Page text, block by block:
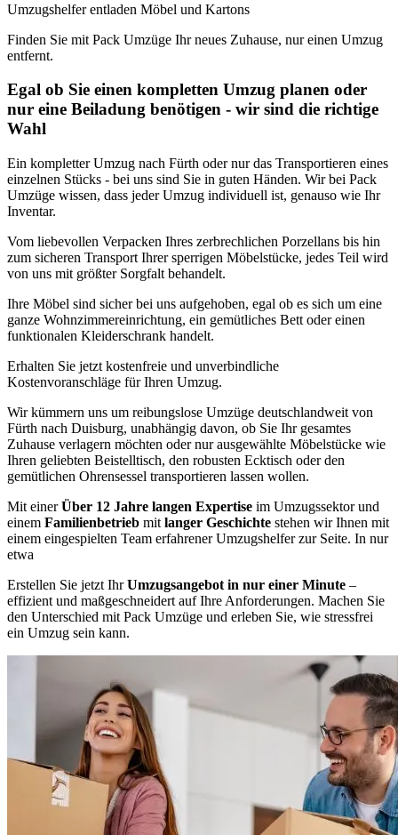
Umzugshelfer entladen Möbel und Kartons
Finden Sie mit Pack Umzüge Ihr neues Zuhause, nur einen Umzug
entfernt.
Egal ob Sie einen kompletten Umzug planen oder
nur eine Beiladung benötigen - wir sind die richtige
Wahl
Ein kompletter Umzug nach Fürth oder nur das Transportieren eines
einzelnen Stücks - bei uns sind Sie in guten Händen. Wir bei Pack
Umzüge wissen, dass jeder Umzug individuell ist, genauso wie Ihr
Inventar.
Vom liebevollen Verpacken Ihres zerbrechlichen Porzellans bis hin
zum sicheren Transport Ihrer sperrigen Möbelstücke, jedes Teil wird
von uns mit größter Sorgfalt behandelt.
Ihre Möbel sind sicher bei uns aufgehoben, egal ob es sich um eine
ganze Wohnzimmereinrichtung, ein gemütliches Bett oder einen
funktionalen Kleiderschrank handelt.
Erhalten Sie jetzt kostenfreie und unverbindliche
Kostenvoranschläge für Ihren Umzug.
Wir kümmern uns um reibungslose Umzüge deutschlandweit von
Fürth nach Duisburg, unabhängig davon, ob Sie Ihr gesamtes
Zuhause verlagern möchten oder nur ausgewählte Möbelstücke wie
Ihren geliebten Beistelltisch, den robusten Ecktisch oder den
gemütlichen Ohrensessel transportieren lassen wollen.
Mit einerÜber 12 Jahre langen Expertise im Umzugssektor und
einem Familienbetrieb mit langer Geschichte stehen wir Ihnen mit
einem eingespielten Team erfahrener Umzugshelfer zur Seite. In nur
etwa
Erstellen Sie jetzt IhrUmzugsangebot in nur einer Minute –
effizient und maßgeschneidert auf Ihre Anforderungen. Machen Sie
den Unterschied mit Pack Umzüge und erleben Sie, wie stressfrei
ein Umzug sein kann.